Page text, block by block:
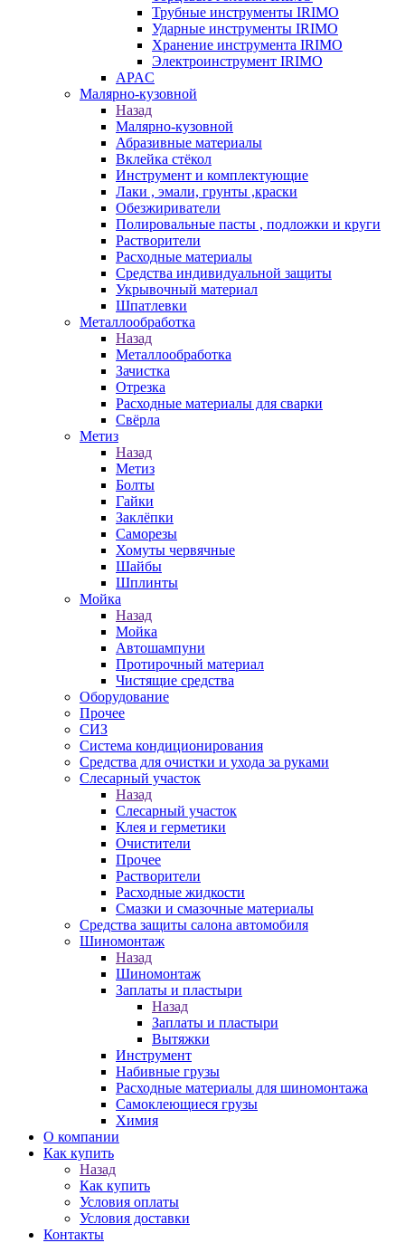
Трубные инструменты IRIMO
Ударные инструменты IRIMO
Хранение инструмента IRIMO
Электроинструмент IRIMO
APAC
Малярно-кузовной
Назад
Малярно-кузовной
Абразивные материалы
Вклейка стёкол
Инструмент и комплектующие
Лаки , эмали, грунты ,краски
Обезжириватели
Полировальные пасты , подложки и круги
Растворители
Расходные материалы
Средства индивидуальной защиты
Укрывочный материал
Шпатлевки
Металлообработка
Назад
Металлообработка
Зачистка
Отрезка
Расходные материалы для сварки
Свёрла
Метиз
Назад
Метиз
Болты
Гайки
Заклёпки
Саморезы
Хомуты червячные
Шайбы
Шплинты
Мойка
Назад
Мойка
Автошампуни
Протирочный материал
Чистящие средства
Оборудование
Прочее
СИЗ
Система кондиционирования
Средства для очистки и ухода за руками
Слесарный участок
Назад
Слесарный участок
Клея и герметики
Очистители
Прочее
Растворители
Расходные жидкости
Смазки и смазочные материалы
Средства защиты салона автомобиля
Шиномонтаж
Назад
Шиномонтаж
Заплаты и пластыри
Назад
Заплаты и пластыри
Вытяжки
Инструмент
Набивные грузы
Расходные материалы для шиномонтажа
Самоклеющиеся грузы
Химия
О компании
Как купить
Назад
Как купить
Условия оплаты
Условия доставки
Контакты